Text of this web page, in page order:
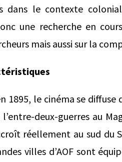
dans le contexte
une recherche en
mais aussi sur la
1895, le cinéma se diffuse
deux-guerres au
réellement au sud du
villes d’AOF sont